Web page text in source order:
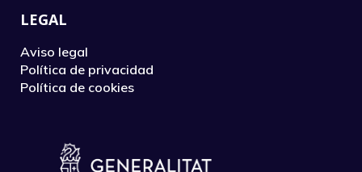
LEGAL
Aviso legal
Política de privacidad
Política de cookies